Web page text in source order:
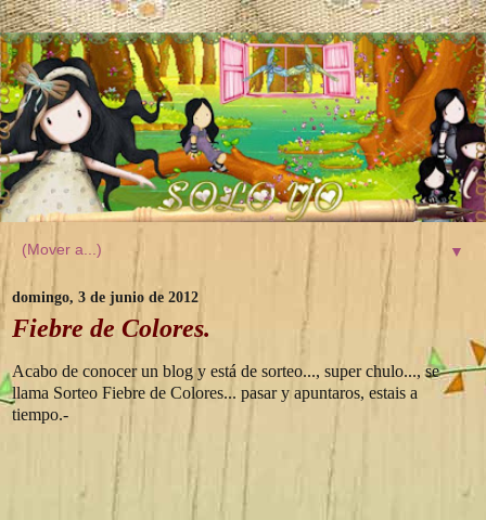
▼
domingo, 3 de junio de 2012
Fiebre de Colores.
Acabo de conocer un blog y está de sorteo..., super chulo..., se
llama Sorteo Fiebre de Colores... pasar y apuntaros, estais a
tiempo.-